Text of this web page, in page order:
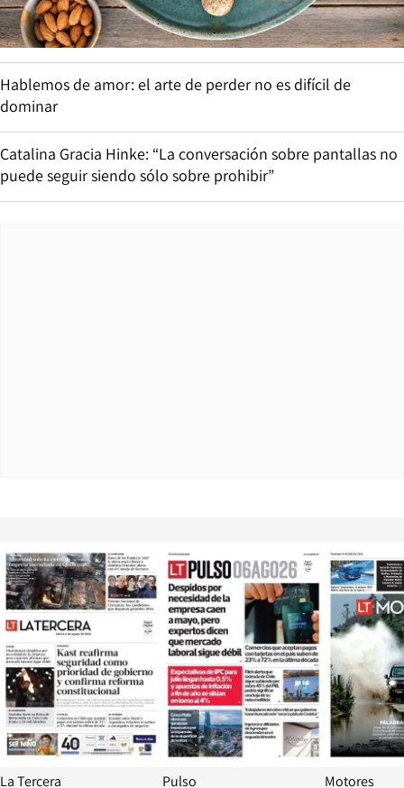
Hablemos de amor: el arte de perder no es difícil de
dominar
Catalina Gracia Hinke: “La conversación sobre pantallas no
puede seguir siendo sólo sobre prohibir”
Opens in new window
La Tercera
Opens in
Pulso Motores